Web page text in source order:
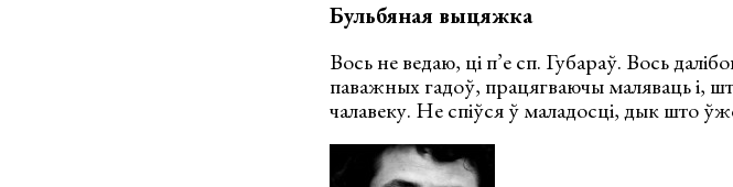
Бульбяная выцяжка
Вось не ведаю, ці п’е сп. Губараў. Вось
паважных гадоў, працягваючы маляваць і,
чалавеку. Не спіўся ў маладосці, дык што